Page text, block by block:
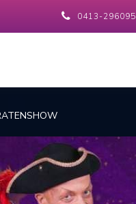
0413-296095